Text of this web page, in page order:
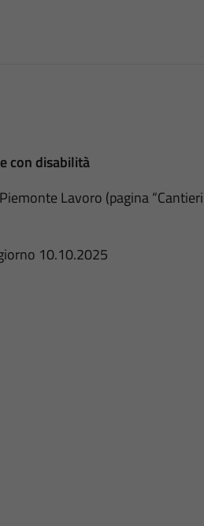
con disabilità
Lavoro (pagina “Cantieri
10.10.2025